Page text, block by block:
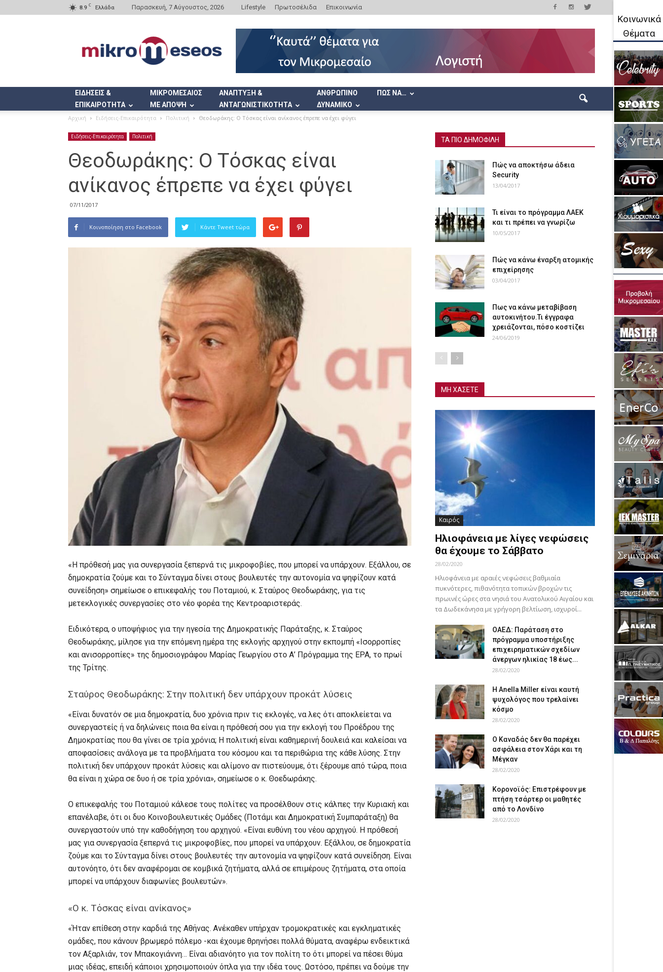
8.9 C Ελλάδα Παρασκευή, 7 Αύγουστος, 2026 Lifestyle Πρωτοσέλιδα Επικοινωνία
ΕΙΔΗΣΕΙΣ &
ΕΠΙΚΑΙΡΟΤΗΤΑ
ΜΙΚΡΟΜΕΣΑΙΟΣ
ΜΕ ΑΠΟΨΗ
ΑΝΑΠΤΥΞΗ &
ΑΝΤΑΓΩΝΙΣΤΙΚΟΤΗΤΑ
ΑΝΘΡΩΠΙΝΟ
ΔΥΝΑΜΙΚΟ
ΠΩΣ ΝΑ…
Αρχική Ειδήσεις-Επικαιρότητα Πολιτική Θεοδωράκης: Ο Τόσκας είναι ανίκανος έπρεπε να έχει φύγει
Ειδήσεις-Επικαιρότητα Πολιτική
Θεοδωράκης: Ο Τόσκας είναι
ανίκανος έπρεπε να έχει φύγει
07/11/2017
Κοινοποίηση στο Facebook Κάντε Tweet τώρα
«Η πρόθεσή μας για συνεργασία ξεπερνά τις μικροφοβίες, που μπορεί να υπάρχουν. Εξάλλου, σε
δημοκρατία ζούμε και το Σύνταγμα δίνει στους βουλευτές την αυτονομία να ψηφίζουν κατά
συνείδηση» σημείωσε ο επικεφαλής του Ποταμιού, κ. Σταύρος Θεοδωράκης, για τις
μετεκλογικές συνεργασίες στο νέο φορέα της Κεντροαριστεράς.
Ειδικότερα, ο υποψήφιος για την ηγεσία της Δημοκρατικής Παράταξης, κ. Σταύρος
Θεοδωράκης, μίλησε για την επόμενη ημέρα της εκλογής αρχηγού στην εκπομπή «Ισορροπίες
και ανισορροπίες» της δημοσιογράφου Μαρίας Γεωργίου στο Α’ Πρόγραμμα της ΕΡΑ, το πρωί
της Τρίτης.
Σταύρος Θεοδωράκης: Στην πολιτική δεν υπάρχουν προκάτ λύσεις
«Είναι δυνατόν σε μια δημοκρατία, δυο χρόνια πριν τις εκλογές, να λες ότι αποκλείεται να
συνεργαστείς ή να δηλώνεις ποια θα είναι η πρόθεσή σου για την εκλογή του Προέδρου της
Δημοκρατίας που θα γίνει σε τρία χρόνια; Η πολιτική είναι καθημερινή δουλειά και καλείσαι να
αποφασίσεις ανάλογα με τα προβλήματα του κόσμου και τα περιθώρια της κάθε λύσης. Στην
πολιτική δεν υπάρχουν προκάτ λύσεις και αλίμονο αν πιστεύουμε, ότι ξέρουμε από τώρα, ποια
θα είναι η χώρα σε δυο ή σε τρία χρόνια», σημείωσε ο κ. Θοεδωράκης.
Ο επικεφαλής του Ποταμιού κάλεσε τους πολίτες να προσέλθουν στις κάλπες την Κυριακή και
επανέλαβε, ότι οι δυο Κοινοβουλευτικές Ομάδες (Ποτάμι και Δημοκρατική Συμπαράταξη) θα
συνεργαστούν υπό την καθοδήγηση του αρχηγού. «Είναι ευθύνη του νέου αρχηγού. Η πρόθεσή
μας για συνεργασία ξεπερνά τις μικροφοβίες, που μπορεί να υπάρχουν. Εξάλλου, σε δημοκρατία
ζούμε και το Σύνταγμα δίνει στους βουλευτές την αυτονομία να ψηφίζουν κατά συνείδηση. Είναι
αυτονόητο, ότι δεν αναφέρομαι σε κομβικά ζητήματα, αλλά σε επιμέρους ζητήματα, στα οποία
μπορεί να υπάρχουν διαφωνίες βουλευτών».
«Ο κ. Τόσκας είναι ανίκανος»
«Ήταν επίθεση στην καρδιά της Αθήνας. Ανέκαθεν υπήρχαν τρομοκρατικές και εγκληματικές
ομάδες, που κάνουν βρωμερό πόλεμο -και έχουμε θρηνήσει πολλά θύματα, αναφέρω ενδεικτικά
τον Αξαρλιάν, τον Μπακογιάννη… Είναι αδιανόητο για τον πολίτη το ότι μπορεί να πέσει θύμα
μιας ιδέας, επειδή κάποιοι χρησιμοποιούν όπλα για την ιδέα τους. Ωστόσο, πρέπει να δούμε την
ΤΑ ΠΙΟ ΔΗΜΟΦΙΛΗ
Πώς να αποκτήσω άδεια
Security
13/04/2017
Τι είναι το πρόγραμμα ΛΑΕΚ
και τι πρέπει να γνωρίζω
10/05/2017
Πώς να κάνω έναρξη ατομικής
επιχείρησης
03/04/2017
Πως να κάνω μεταβίβαση
αυτοκινήτου.Τι έγγραφα
χρειάζονται, πόσο κοστίζει
24/06/2019
ΜΗ ΧΑΣΕΤΕ
Καιρός
Ηλιοφάνεια με λίγες νεφώσεις
θα έχουμε το Σάββατο
28/02/2020
Ηλιοφάνεια με αραιές νεφώσεις βαθμιαία
πυκνότερες, πιθανότητα τοπικών βροχών τις
πρωινές ώρες στα νησιά του Ανατολικού Αιγαίου και
τα Δωδεκάνησα με γρήγορη βελτίωση, ισχυροί...
ΟΑΕΔ: Παράταση στο
πρόγραμμα υποστήριξης
επιχειρηματικών σχεδίων
άνεργων ηλικίας 18 έως...
28/02/2020
Η Anella Miller είναι καυτή
ψυχολόγος που τρελαίνει
κόσμο
28/02/2020
Ο Καναδάς δεν θα παρέχει
ασφάλεια στον Χάρι και τη
Μέγκαν
28/02/2020
Κορονοϊός: Επιστρέφουν με
πτήση τσάρτερ οι μαθητές
από το Λονδίνο
28/02/2020
Κοινωνικά
Θέματα